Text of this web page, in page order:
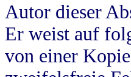
Autor dieser
Er weist auf
von einer